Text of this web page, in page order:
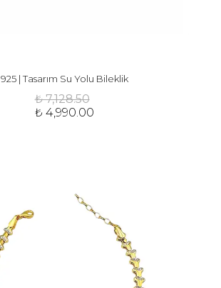
925 | Tasarım Su Yolu Bileklik
₺ 7,128.50
₺ 4,990.00